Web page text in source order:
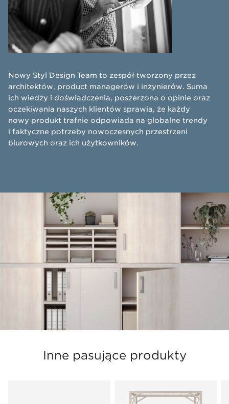
​Nowy Styl Design Team to zespół tworzony przez
architektów, product managerów i inżynierów. Suma
ich wiedzy i doświadczenia, poszerzona o opinie oraz
oczekiwania naszych klientów sprawia, że każdy
nowy produkt trafnie odpowiada na globalne trendy
i faktyczne potrzeby nowoczesnych przestrzeni
biurowych oraz ich użytkowników.​
Inne pasujące produkty